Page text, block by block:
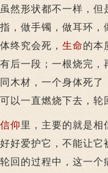
然形状都不一样，
，做手镯，做耳环
终究会死， 生命的本
后一段；一根烧完
木材，一个身体死
以一直燃烧下去，轮
信仰里，主要的就是相
好爱护它，不能让
轮回的过程中，这一个